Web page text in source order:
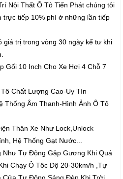
Nội Thất Ô Tô Tiến Phát chúng tôi
trực tiếp 10% phí ở những lần tiếp
giá trị trong vòng 30 ngày kể tư khi
Gối 10 Inch Cho Xe Hơi 4 Chỗ 7
Chất Lượng Cao-Uy Tín
Thống Âm Thanh-Hình Ảnh Ô Tô
Thân Xe Như Lock,Unlock
Hệ Thống Gạt Nước...
Tự Động Gập Gương Khi Quá
Chạy Ô Tôc Độ 20-30km/h ,Tự